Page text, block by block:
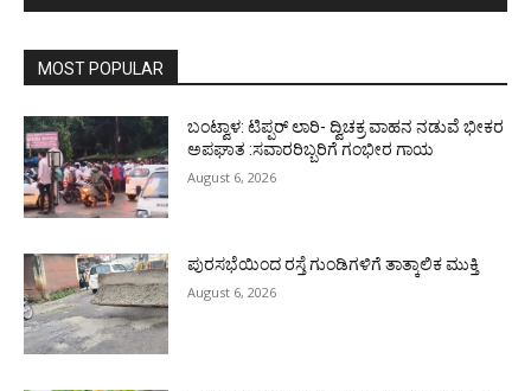
MOST POPULAR
ಬಂಟ್ವಾಳ: ಟಿಪ್ಪರ್ ಲಾರಿ- ದ್ವಿಚಕ್ರ ವಾಹನ ನಡುವೆ ಭೀಕರ
ಅಪಘಾತ :ಸವಾರರಿಬ್ಬರಿಗೆ ಗಂಭೀರ ಗಾಯ
August 6, 2026
ಪುರಸಭೆಯಿಂದ ರಸ್ತೆ ಗುಂಡಿಗಳಿಗೆ ತಾತ್ಕಾಲಿಕ ಮುಕ್ತಿ
August 6, 2026